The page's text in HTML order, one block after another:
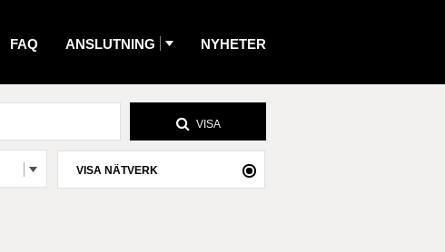
FAQ ANSLUTNING NYHETER
VISA
VISA NÄTVERK